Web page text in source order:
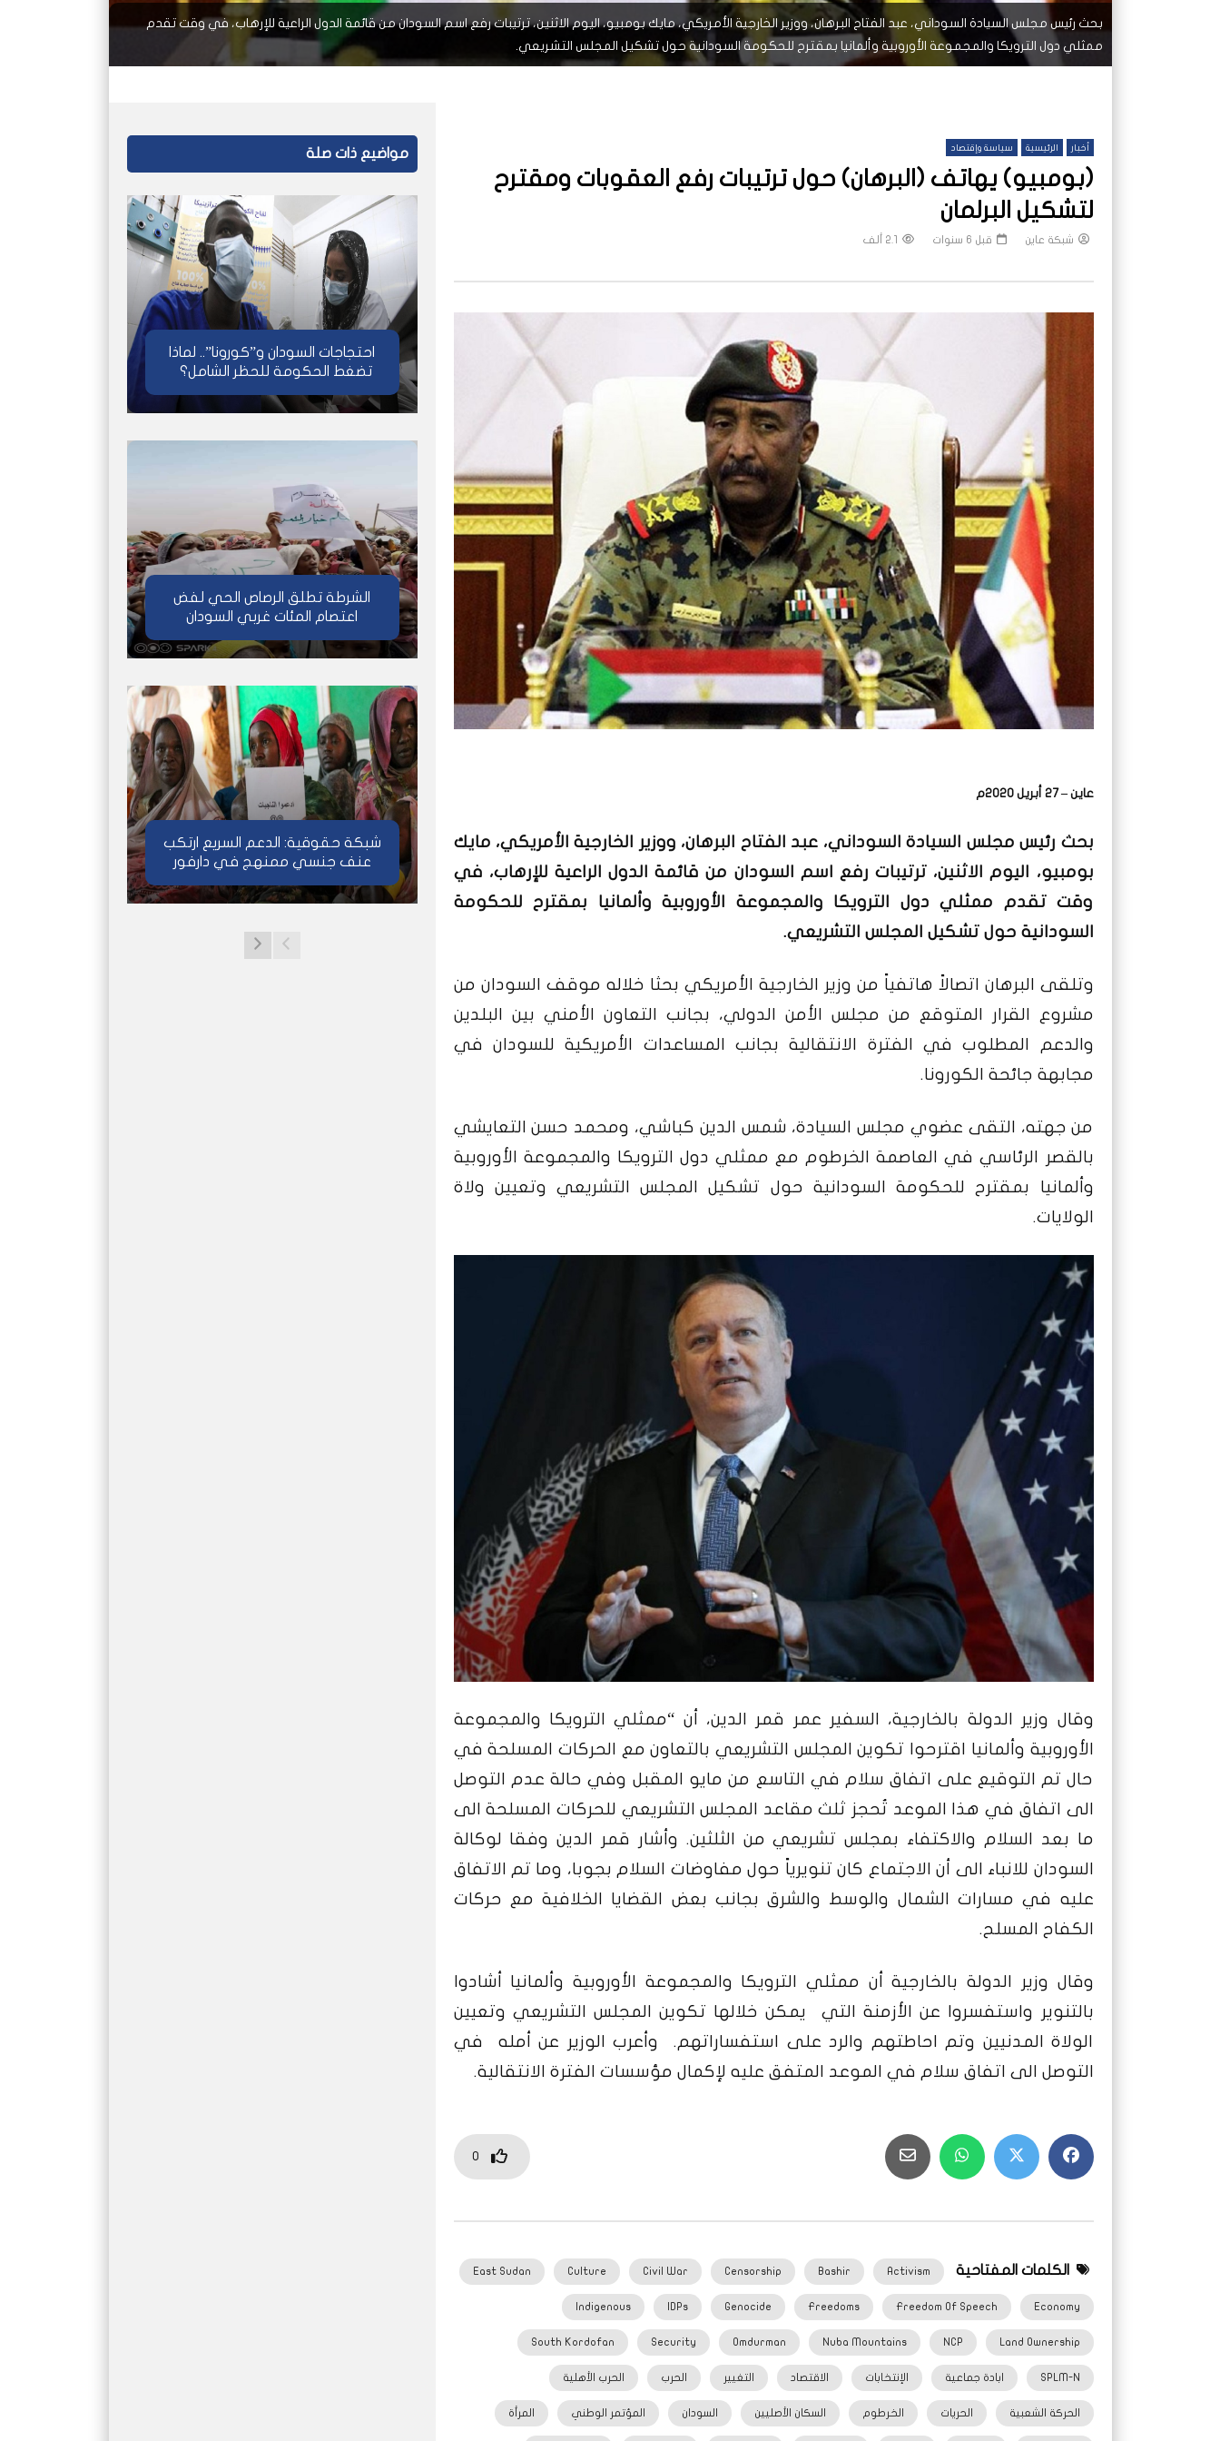
بحث رئيس مجلس السيادة السوداني، عبد الفتاح البرهان، ووزير الخارجية الأمريكي، مايك بومبيو، اليوم الاثنين، ترتيبات رفع اسم السودان من قائمة الدول الراعية للإرهاب، في وقت تقدم
ممثلي دول الترويكا والمجموعة الأوروبية وألمانيا بمقترح للحكومة السودانية حول تشكيل المجلس التشريعي.
أخبار الرئيسية سياسة وإقتصاد
(بومبيو) يهاتف (البرهان) حول ترتيبات رفع العقوبات ومقترح
لتشكيل البرلمان
شبكة عاين قبل 6 سنوات 2.1 ألف
عاين – 27 أبريل 2020م
بحث رئيس مجلس السيادة السوداني، عبد الفتاح البرهان، ووزير الخارجية الأمريكي، مايك
بومبيو، اليوم الاثنين، ترتيبات رفع اسم السودان من قائمة الدول الراعية للإرهاب، في
وقت تقدم ممثلي دول الترويكا والمجموعة الأوروبية وألمانيا بمقترح للحكومة
السودانية حول تشكيل المجلس التشريعي.
وتلقى البرهان اتصالاً هاتفياً من وزير الخارجية الأمريكي بحثا خلاله موقف السودان من
مشروع القرار المتوقع من مجلس الأمن الدولي، بجانب التعاون الأمني بين البلدين
والدعم المطلوب في الفترة الانتقالية بجانب المساعدات الأمريكية للسودان في
مجابهة جائحة الكورونا.
من جهته، التقى عضوي مجلس السيادة، شمس الدين كباشي، ومحمد حسن التعايشي
بالقصر الرئاسي في العاصمة الخرطوم مع ممثلي دول الترويكا والمجموعة الأوروبية
وألمانيا بمقترح للحكومة السودانية حول تشكيل المجلس التشريعي وتعيين ولاة
الولايات.
وقال وزير الدولة بالخارجية، السفير عمر قمر الدين، أن “ممثلي الترويكا والمجموعة
الأوروبية وألمانيا اقترحوا تكوين المجلس التشريعي بالتعاون مع الحركات المسلحة في
حال تم التوقيع على اتفاق سلام في التاسع من مايو المقبل وفي حالة عدم التوصل
الى اتفاق في هذا الموعد تُحجز ثلث مقاعد المجلس التشريعي للحركات المسلحة الى
ما بعد السلام والاكتفاء بمجلس تشريعي من الثلثين. وأشار قمر الدين وفقا لوكالة
السودان للانباء الى أن الاجتماع كان تنويرياً حول مفاوضات السلام بجوبا، وما تم الاتفاق
عليه في مسارات الشمال والوسط والشرق بجانب بعض القضايا الخلافية مع حركات
الكفاح المسلح.
وقال وزير الدولة بالخارجية أن ممثلي الترويكا والمجموعة الأوروبية وألمانيا أشادوا
بالتنوير واستفسروا عن الأزمنة التي يمكن خلالها تكوين المجلس التشريعي وتعيين
الولاة المدنيين وتم احاطتهم والرد على استفساراتهم. وأعرب الوزير عن أمله في
التوصل الى اتفاق سلام في الموعد المتفق عليه لإكمال مؤسسات الفترة الانتقالية.
0
الكلمات المفتاحية Activism
Bashir
Censorship
Civil War
Culture
East Sudan
Economy
Freedom Of Speech
Freedoms
Genocide
IDPs
Indigenous
Land Ownership
NCP
Nuba Mountains
Omdurman
Security
South Kordofan
SPLM-N ابادة جماعية الإنتخابات الاقتصاد التغيير الحرب الحرب الأهلية
الحركة الشعبية الحريات الخرطوم السكان الأصليين السودان المؤتمر الوطني المرأة
مواضيع ذات صلة
احتجاجات السودان و”كورونا”.. لماذا
تضغط الحكومة للحظر الشامل؟
الشرطة تطلق الرصاص الحي لفض
اعتصام المئات غربي السودان
شبكة حقوقية: الدعم السريع ارتكب
عنف جنسي ممنهج في دارفور